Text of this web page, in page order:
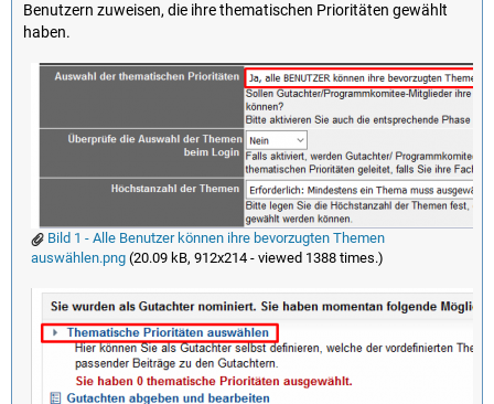
Benutzern zuweisen, die ihre thematischen Prioritäten gewählt
haben.
Bild 1 - Alle Benutzer können ihre bevorzugten Themen
auswählen.png(20.09 kB, 912x214 - viewed 1388 times.)